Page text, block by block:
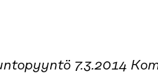
7.3.2014